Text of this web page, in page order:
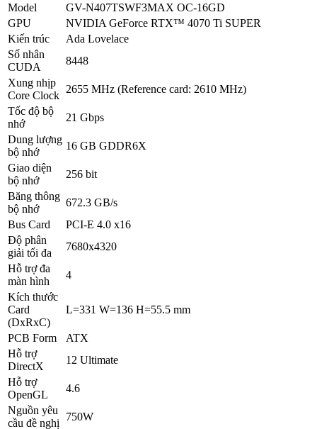
Model
GV-N407TSWF3MAX OC-16GD
GPU
NVIDIA GeForce RTX™ 4070 Ti SUPER
Kiến trúc
Ada Lovelace
Số nhân
CUDA
8448
Xung nhịp
Core Clock
2655 MHz (Reference card: 2610 MHz)
Tốc độ bộ
nhớ
21 Gbps
Dung lượng
bộ nhớ
16 GB GDDR6X
Giao diện
bộ nhớ
256 bit
Băng thông
bộ nhớ
672.3 GB/s
Bus Card
PCI-E 4.0 x16
Độ phân
giải tối đa
7680x4320
Hỗ trợ đa
màn hình
4
Kích thước
Card
(DxRxC)
L=331 W=136 H=55.5 mm
PCB Form
ATX
Hỗ trợ
DirectX
12 Ultimate
Hỗ trợ
OpenGL
4.6
Nguồn yêu
cầu đề nghị
750W